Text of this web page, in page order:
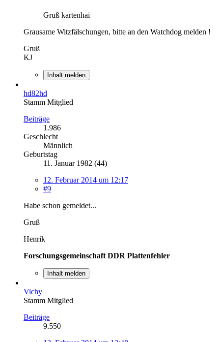
Gruß kartenhai
Grausame Witzfälschungen, bitte an den Watchdog melden !
Gruß
KJ
Inhalt melden
hd82hd
Stamm Mitglied
Beiträge
1.986
Geschlecht
Männlich
Geburtstag
11. Januar 1982 (44)
12. Februar 2014 um 12:17
#9
Habe schon gemeldet...
Gruß
Henrik
Forschungsgemeinschaft DDR Plattenfehler
Inhalt melden
Vichy
Stamm Mitglied
Beiträge
9.550